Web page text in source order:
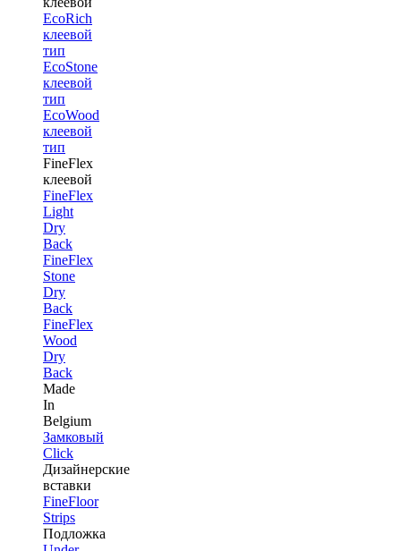
EcoRich
клеевой
тип
EcoStone
клеевой
тип
EcoWood
клеевой
тип
FineFlex
клеевой
FineFlex
Light
Dry
Back
FineFlex
Stone
Dry
Back
FineFlex
Wood
Dry
Back
Made
In
Belgium
Замковый
Click
Дизайнерские
вставки
FineFloor
Strips
Подложка